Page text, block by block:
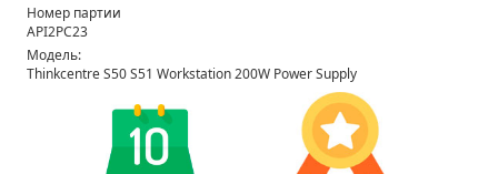
Номер партии
API2PC23
Модель:
Thinkcentre S50 S51 Workstation 200W Power Supply